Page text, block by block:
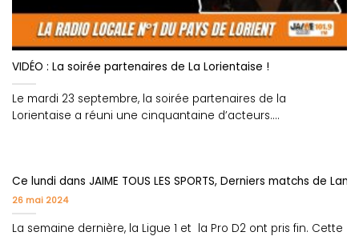
VIDÉO : La soirée partenaires de La Lorientaise !
Le mardi 23 septembre, la soirée partenaires de la
Lorientaise a réuni une cinquantaine d’acteurs....
Ce lundi dans JAIME TOUS LES SPORTS, Derniers matchs de
26 mai 2024
La semaine dernière, la Ligue 1 et la Pro D2 ont pris fin. Cette